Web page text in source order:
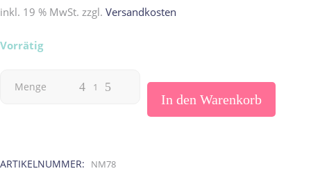
inkl. 19 % MwSt. zzgl. Versandkosten
Vorrätig
Pädagogin
Menge
In den Warenkorb
ARTIKELNUMMER: NM78